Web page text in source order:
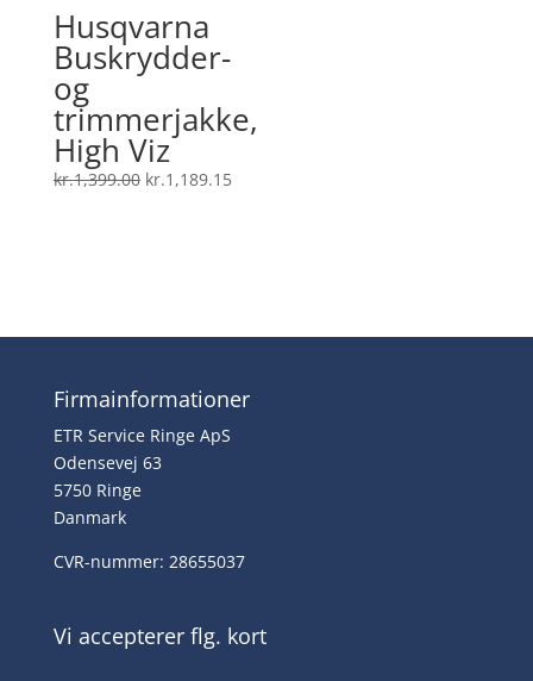
Husqvarna
Buskrydder-
og
trimmerjakke,
High Viz
kr.1,399.00 Den
kr.1,189.15Den
Firmainformationer
ETR Service Ringe ApS
Odensevej 63
5750 Ringe
Danmark
CVR-nummer: 28655037
Vi accepterer flg. kort